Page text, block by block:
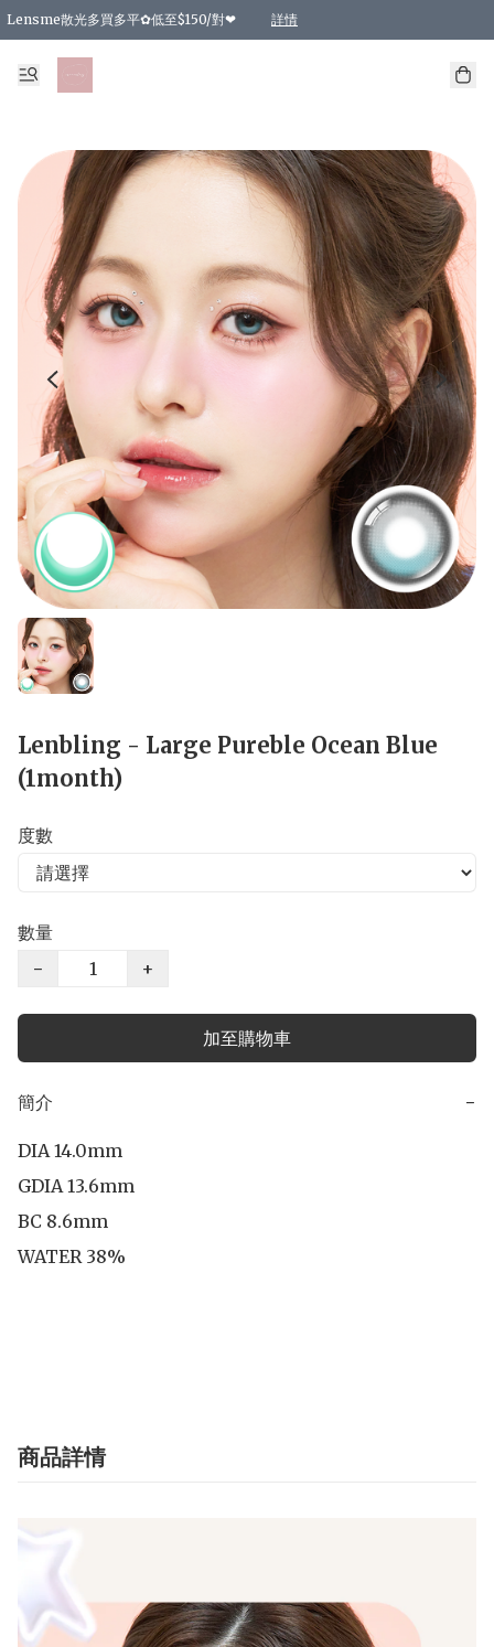
Lensme散光多買多平✿低至$150/對❤ 詳情
台灣Karacon⁩✧日拋 特價清貨❁⃘
日本韓國多款日/月拋現貨☼ 特價❤︎數量有限 售完即止
🇰🇷韓國多款月拋現貨 特價兩對$99✿數量有限 售完即止♫
精選商品，任選買2件或以上9 折；買4件或以上85 折；買6件或以上8 折
精選商品，任選買2件HKD 140.00；買4件HKD 260.00
精選商品，任選買2件HKD 190.00；買4件HKD 360.00
精選商品，任選買2件HKD 110.00；買4件HKD 180.00
精選商品，任選買2件HKD 170.00；買4件HKD 320.00
精選商品，任選買2件或以上減HKD 148.00
精選商品，任選買2件或以上減HKD 148.00
精選商品，任選買2件或以上95 折；買4件或以上9 折；買6件或以上85 折；買8件
精選商品，任選買12件或以上87 折
精選商品，任選買2件或以上減HKD 16.00；買4件或以上減HKD 32.00；買6
精選商品，任選買2件或以上95 折；買4件或以上9 折；買8件或以上85 折；買12
購物滿 HKD 800.00即享免運費優惠！（適用於 特定的送貨方式 )
Lenbling - Large Pureble Ocean Blue
(1month)
度數
數量
−
+
加至購物車
簡介 −
DIA 14.0mm
GDIA 13.6mm
BC 8.6mm
WATER 38%
商品詳情